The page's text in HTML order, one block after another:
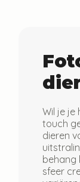
Wil je je
touch
dieren
behang
sfeer